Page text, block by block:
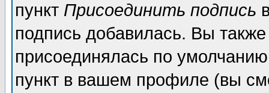
пункт Присоединить подпись
подпись добавилась. Вы
присоединялась по
пункт в вашем профиле (вы